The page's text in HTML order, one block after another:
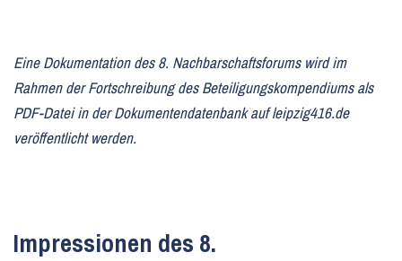
Eine Dokumentation des 8. Nachbarschaftsforums wird im
Rahmen der Fortschreibung des Beteiligungskompendiums als
PDF-Datei in der Dokumentendatenbank auf leipzig416.de
veröffentlicht werden.
Impressionen des 8.